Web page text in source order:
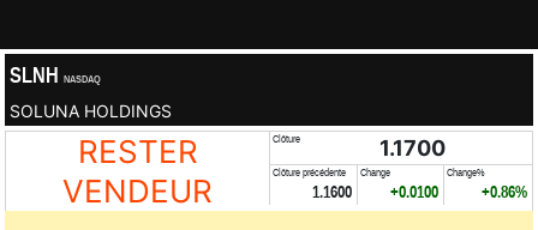
SLNH NASDAQ
SOLUNA HOLDINGS
RESTER
VENDEUR
Clôture 1.1700
Clôture précédente
1.1600
Change
+0.0100
Change%
+0.86%